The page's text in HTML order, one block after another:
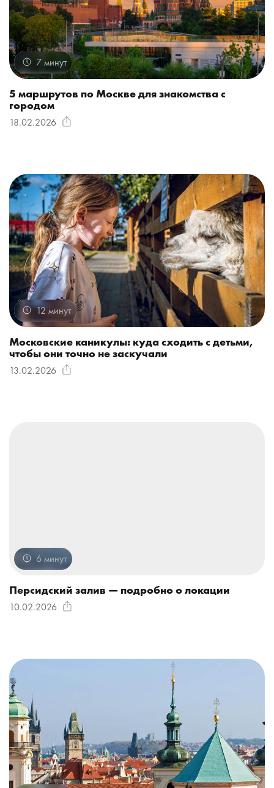
7 минут
5 маршрутов по Москве для знакомства с
городом
18.02.2026
12 минут
Московские каникулы: куда сходить с детьми,
чтобы они точно не заскучали
13.02.2026
6 минут
Персидский залив — подробно о локации
10.02.2026